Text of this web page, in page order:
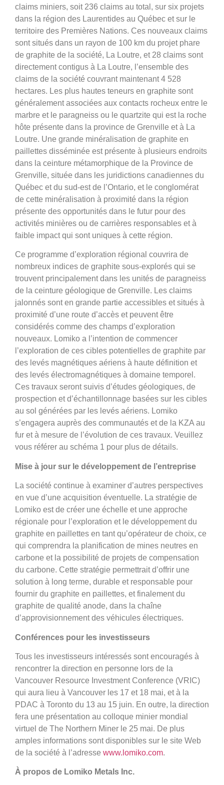
claims miniers, soit 236 claims au total, sur six projets
dans la région des Laurentides au Québec et sur le
territoire des Premières Nations. Ces nouveaux claims
sont situés dans un rayon de 100 km du projet phare
de graphite de la société, La Loutre, et 28 claims sont
directement contigus à La Loutre, l’ensemble des
claims de la société couvrant maintenant 4 528
hectares. Les plus hautes teneurs en graphite sont
généralement associées aux contacts rocheux entre le
marbre et le paragneiss ou le quartzite qui est la roche
hôte présente dans la province de Grenville et à La
Loutre. Une grande minéralisation de graphite en
paillettes disséminée est présente à plusieurs endroits
dans la ceinture métamorphique de la Province de
Grenville, située dans les juridictions canadiennes du
Québec et du sud-est de l’Ontario, et le conglomérat
de cette minéralisation à proximité dans la région
présente des opportunités dans le futur pour des
activités minières ou de carrières responsables et à
faible impact qui sont uniques à cette région.
Ce programme d’exploration régional couvrira de
nombreux indices de graphite sous-explorés qui se
trouvent principalement dans les unités de paragneiss
de la ceinture géologique de Grenville. Les claims
jalonnés sont en grande partie accessibles et situés à
proximité d’une route d’accès et peuvent être
considérés comme des champs d’exploration
nouveaux. Lomiko a l’intention de commencer
l’exploration de ces cibles potentielles de graphite par
des levés magnétiques aériens à haute définition et
des levés électromagnétiques à domaine temporel.
Ces travaux seront suivis d’études géologiques, de
prospection et d’échantillonnage basées sur les cibles
au sol générées par les levés aériens. Lomiko
s’engagera auprès des communautés et de la KZA au
fur et à mesure de l’évolution de ces travaux. Veuillez
vous référer au schéma 1 pour plus de détails.
Mise à jour sur le développement de l’entreprise
La société continue à examiner d’autres perspectives
en vue d’une acquisition éventuelle. La stratégie de
Lomiko est de créer une échelle et une approche
régionale pour l’exploration et le développement du
graphite en paillettes en tant qu’opérateur de choix, ce
qui comprendra la planification de mines neutres en
carbone et la possibilité de projets de compensation
du carbone. Cette stratégie permettrait d’offrir une
solution à long terme, durable et responsable pour
fournir du graphite en paillettes, et finalement du
graphite de qualité anode, dans la chaîne
d’approvisionnement des véhicules électriques.
Conférences pour les investisseurs
Tous les investisseurs intéressés sont encouragés à
rencontrer la direction en personne lors de la
Vancouver Resource Investment Conference (VRIC)
qui aura lieu à Vancouver les 17 et 18 mai, et à la
PDAC à Toronto du 13 au 15 juin. En outre, la direction
fera une présentation au colloque minier mondial
virtuel de The Northern Miner le 25 mai. De plus
amples informations sont disponibles sur le site Web
de la société à l’adresse www.lomiko.com.
À propos de Lomiko Metals Inc.